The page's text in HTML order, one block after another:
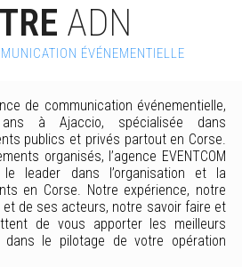
ADN
ÉVÉNEMENTIELLE
de communication événementielle,
à Ajaccio, spécialisée dans
publics et privés partout en Corse.
organisés, l’agence EVENTCOM
le leader dans l’organisation et la
en Corse. Notre expérience, notre
de ses acteurs, notre savoir faire et
de vous apporter les meilleurs
le pilotage de votre opération